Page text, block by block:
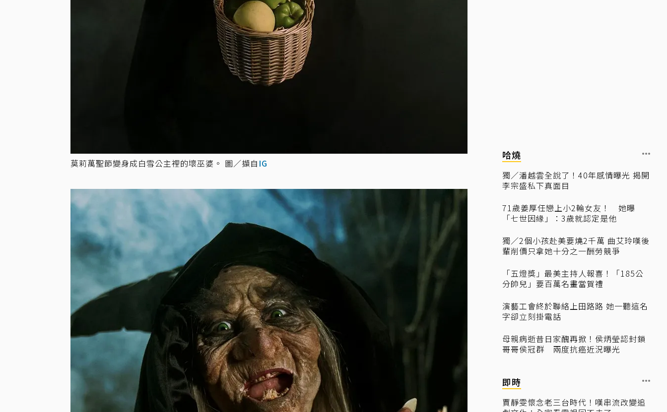
莫莉萬聖節變身成白雪公主裡的壞巫婆。 圖／擷自 IG
哈燒
獨／潘越雲全說了！40年感情曝光 揭開
李宗盛私下真面目
71歲姜厚任戀上小2輪女友！ 她曝
「七世因緣」：3歲就認定是他
獨／2個小孩赴美要燒2千萬 曲艾玲嘆後
輩削價只拿她十分之一酬勞競爭
「五燈獎」最美主持人報喜！「185公
分帥兒」要百萬名畫當賀禮
演藝工會終於聯絡上田路路 她一聽這名
字卻立刻掛電話
母親病逝昔日家醜再掀！侯炳瑩認封鎖
哥哥侯冠群 兩度抗癌近況曝光
即時
賈靜雯懷念老三台時代！嘆串流改變追